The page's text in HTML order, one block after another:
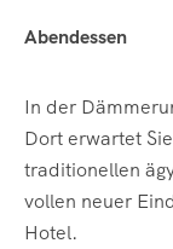
Abendessen
In der
Dort erwartet
traditionellen
vollen neuer
Hotel.